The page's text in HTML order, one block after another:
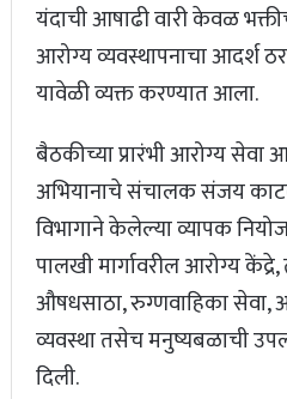
यंदाची आषाढी वारी केवळ
आरोग्य व्यवस्थापनाचा आदर्श
यावेळी व्यक्त करण्यात आला.
बैठकीच्या प्रारंभी आरोग्य सेवा
अभियानाचे संचालक संजय
विभागाने केलेल्या व्यापक
पालखी मार्गावरील आरोग्य
औषधसाठा, रुग्णवाहिका सेवा,
व्यवस्था तसेच मनुष्यबळाची
दिली.